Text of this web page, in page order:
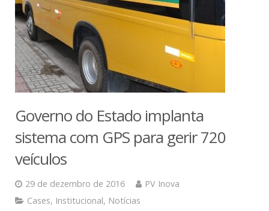
Governo do Estado implanta
sistema com GPS para gerir 720
veículos
29 de dezembro de 2016
PV Inova
Cases, Institucional, Notícias